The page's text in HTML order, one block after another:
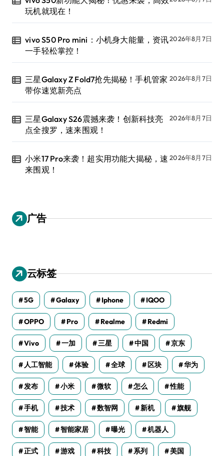
玩机就现在！
vivo S50 Pro mini：小机身大能量，资讯
一手轻松掌控！
2026年8月7日
三星Galaxy Z Fold7抢先揭秘！手机管家
带你速览新亮点
2026年8月7日
三星Galaxy S26震撼来袭！创新科技亮
点全搜罗，速来围观！
2026年8月7日
小米17 Pro来袭！超实用功能大揭秘，速
来围观！
2026年8月7日
广告
云标签
5G Galaxy Iphone IQOO
OPPO Pro Realme Redmi
Vivo 一加 三星 中国 京东
人工智能 体验 全球 区块 华为
发布 小米 微软 怎么 性能
手机 技术 数智网 新机 旗舰
智能 智能家居 曝光 机器人
正式 游戏 科技 系列 美国